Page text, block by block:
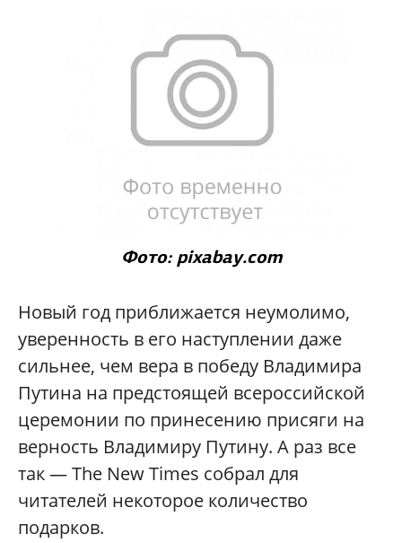
Фото: pixabay.com
Новый год приближается неумолимо,
уверенность в его наступлении даже
сильнее, чем вера в победу Владимира
Путина на предстоящей всероссийской
церемонии по принесению присяги на
верность Владимиру Путину. А раз все
так — The New Times собрал для
читателей некоторое количество
подарков.